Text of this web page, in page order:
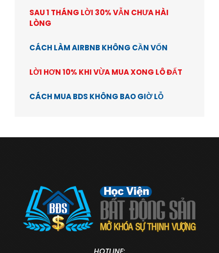
SAU 1 THÁNG LỜI 30% VẪN CHƯA HÀI
LÒNG
CÁCH LÀM AIRBNB KHÔNG CẦN VỐN
LỜI HƠN 10% KHI VỪA MUA XONG LÔ ĐẤT
CÁCH MUA BDS KHÔNG BAO GIỜ LỖ